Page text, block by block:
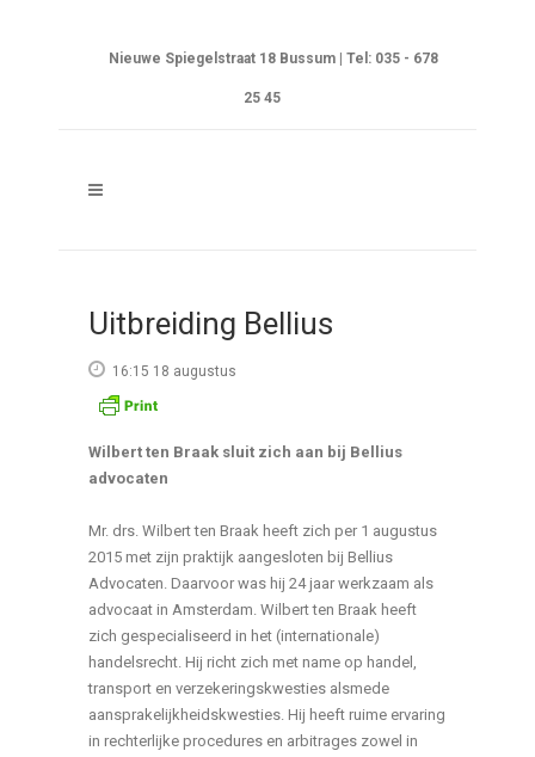
Nieuwe Spiegelstraat 18 Bussum | Tel: 035 - 678
25 45
Uitbreiding Bellius
16:15 18 augustus
Wilbert ten Braak sluit zich aan bij Bellius
advocaten
Mr. drs. Wilbert ten Braak heeft zich per 1 augustus
2015 met zijn praktijk aangesloten bij Bellius
Advocaten. Daarvoor was hij 24 jaar werkzaam als
advocaat in Amsterdam. Wilbert ten Braak heeft
zich gespecialiseerd in het (internationale)
handelsrecht. Hij richt zich met name op handel,
transport en verzekeringskwesties alsmede
aansprakelijkheidskwesties. Hij heeft ruime ervaring
in rechterlijke procedures en arbitrages zowel in